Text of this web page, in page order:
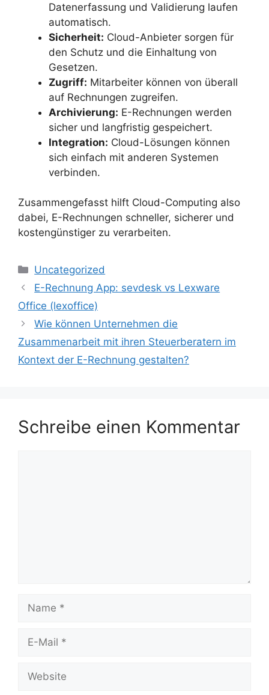
Datenerfassung und Validierung laufen
automatisch.
Sicherheit: Cloud-Anbieter sorgen für
den Schutz und die Einhaltung von
Gesetzen.
Zugriff: Mitarbeiter können von überall
auf Rechnungen zugreifen.
Archivierung: E-Rechnungen werden
sicher und langfristig gespeichert.
Integration: Cloud-Lösungen können
sich einfach mit anderen Systemen
verbinden.
Zusammengefasst hilft Cloud-Computing also
dabei, E-Rechnungen schneller, sicherer und
kostengünstiger zu verarbeiten.
Kategorien
Uncategorized
E-Rechnung App: sevdesk vs Lexware
Office (lexoffice)
Wie können Unternehmen die
Zusammenarbeit mit ihren Steuerberatern im
Kontext der E-Rechnung gestalten?
Schreibe einen Kommentar
Name
Website